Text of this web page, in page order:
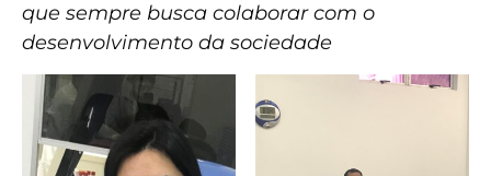
que sempre busca colaborar com o
desenvolvimento da sociedade